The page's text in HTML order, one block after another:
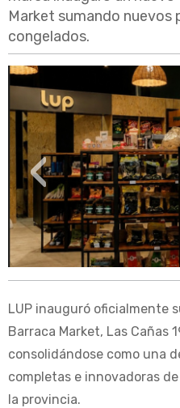
Market sumando
congelados.
‹
LUP inauguró oficialmente
Barraca Market, Las Cañas
consolidándose como una
completas e innovadoras
la provincia.